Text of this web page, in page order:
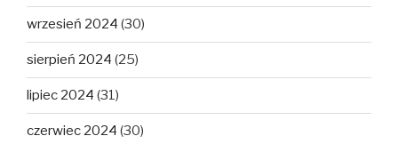
wrzesień 2024 (30)
sierpień 2024 (25)
lipiec 2024 (31)
czerwiec 2024 (30)